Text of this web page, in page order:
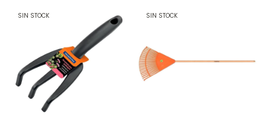
SIN STOCK SIN STOCK